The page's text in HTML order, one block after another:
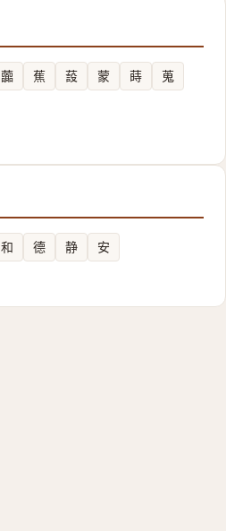
虈 蕉 蔎 蒙 蒔
蒐
和 德 静 安